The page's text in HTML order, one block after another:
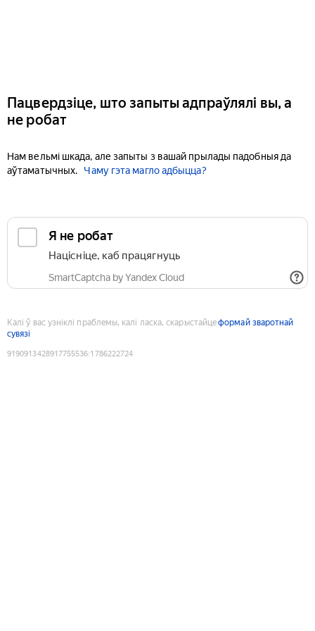
Пацвердзіце, што запыты адпраўлялі вы, а
не робат
Нам вельмі шкада, але запыты з вашай прылады падобныя да
аўтаматычных.
Чаму гэта магло адбыцца?
Я не робат
Націсніце, каб працягнуць
SmartCaptcha by Yandex Cloud
Калі ў вас узніклі праблемы, калі ласка, скарыстайцеформай зваротнай
сувязі
9190913428917755536:1786222724